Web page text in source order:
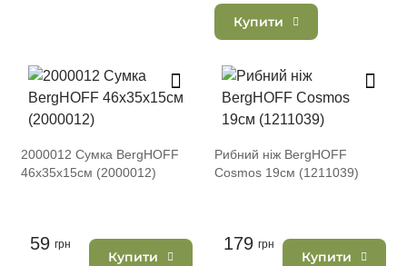
Купити
2000012 Сумка BergHOFF
46х35х15см (2000012)
59 грн
Купити
Рибний ніж BergHOFF
Cosmos 19см (1211039)
179 грн
Купити